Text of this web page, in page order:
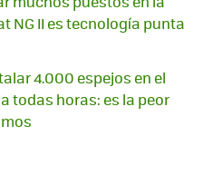
NG II es tecnología punta
4.000 espejos en el
todas horas: es la peor